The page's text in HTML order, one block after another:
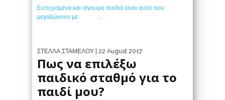
Ευτυχισμένα και σίγουρα παιδιά είναι αυτά που
μεγαλώνουν με: ...
ΣΤΕΛΛΑ ΣΤΑΜΕΛΟΥ | 22 August 2017
Πως να επιλέξω
παιδικό σταθμό για το
παιδί μου?